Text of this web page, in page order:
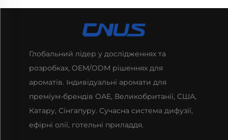
Глобальний лідер у дослідженнях та
розробках, OEM/ODM рішеннях для
ароматів. Індивідуальні аромати для
преміум-брендів ОАЕ, Великобританії, США,
Катару, Сінгапуру. Сучасна система дифузії,
ефірні олії, готельні приладдя.